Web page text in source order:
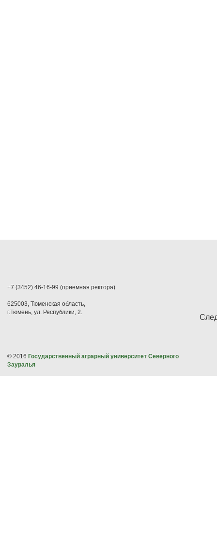
+7 (3452) 46-16-99 (приемная ректора)
625003, Тюменская область,
г.Тюмень, ул. Республики, 2.
© 2016 Государственный аграрный университет Северного
Зауралья